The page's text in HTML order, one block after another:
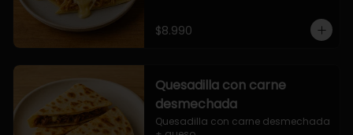
$8.990
Quesadilla con carne
desmechada
Quesadilla con carne desmechada